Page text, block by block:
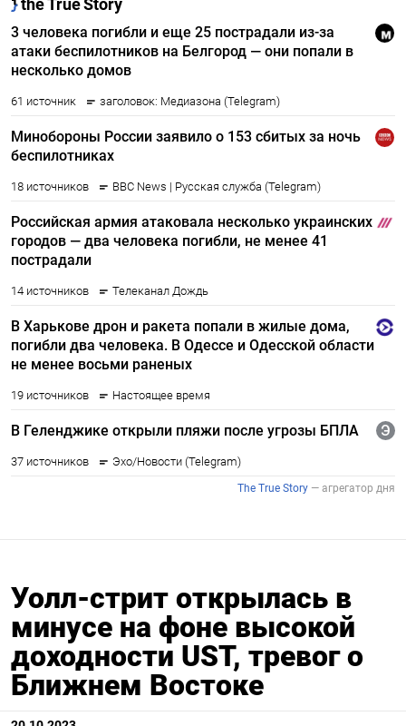
Уолл-стрит открылась в
минусе на фоне высокой
доходности UST, тревог о
Ближнем Востоке